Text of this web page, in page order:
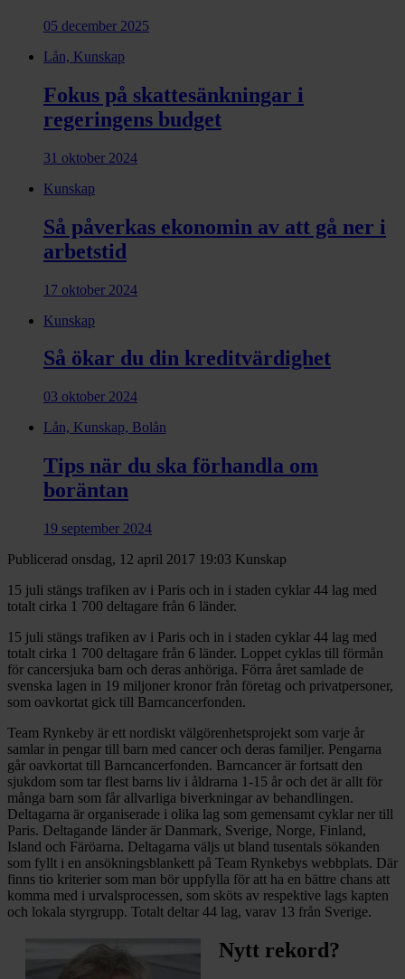
05 december 2025
Lån, Kunskap
Fokus på skattesänkningar i
regeringens budget
31 oktober 2024
Kunskap
Så påverkas ekonomin av att gå ner i
arbetstid
17 oktober 2024
Kunskap
Så ökar du din kreditvärdighet
03 oktober 2024
Lån, Kunskap, Bolån
Tips när du ska förhandla om
boräntan
19 september 2024
Publicerad onsdag, 12 april 2017 19:03 Kunskap
15 juli stängs trafiken av i Paris och in i staden cyklar 44 lag med
totalt cirka 1 700 deltagare från 6 länder.
15 juli stängs trafiken av i Paris och in i staden cyklar 44 lag med
totalt cirka 1 700 deltagare från 6 länder. Loppet cyklas till förmån
för cancersjuka barn och deras anhöriga. Förra året samlade de
svenska lagen in 19 miljoner kronor från företag och privat­personer,
som oavkortat gick till Barncancer­fonden.
Team Rynkeby är ett nordiskt välgörenhets­projekt som varje år
samlar in pengar till barn med cancer och deras familjer. Pengarna
går oavkortat till Barncancer­fonden. Barncancer är fortsatt den
sjukdom som tar flest barns liv i åldrarna 1-15 år och det är allt för
många barn som får allvarliga biverkningar av behandlingen.
Deltagarna är organiserade i olika lag som gemensamt cyklar ner till
Paris. Deltagande länder är Danmark, Sverige, Norge, Finland,
Island och Färöarna. Deltagarna väljs ut bland tusentals sökanden
som fyllt i en ansökningsblankett på Team Rynkebys webbplats. Där
finns tio kriterier som man bör uppfylla för att ha en bättre chans att
komma med i urvals­processen, som sköts av respektive lags kapten
och lokala styrgrupp. Totalt deltar 44 lag, varav 13 från Sverige.
Nytt rekord?